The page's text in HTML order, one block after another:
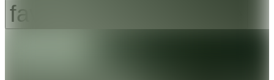
favorite_border